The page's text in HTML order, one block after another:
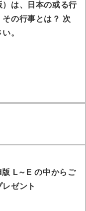
）は、日本の或る行
の行事とは？ 次
。
L～E の中からご
ゼント